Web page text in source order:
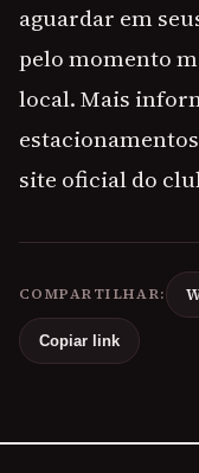
aguardar em
pelo momento
local. Mais
site oficial do
COMPARTILHAR:
Copiar link